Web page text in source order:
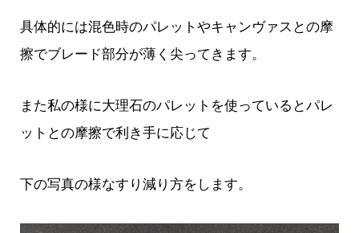
具体的には混色時のパレットやキャンヴァスとの摩
擦でブレード部分が薄く尖ってきます。
また私の様に大理石のパレットを使っているとパレ
ットとの摩擦で利き手に応じて
下の写真の様なすり減り方をします。